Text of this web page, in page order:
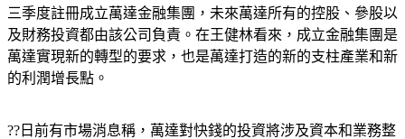
三季度註冊成立萬達金融集團，未來萬達所有的控股、參股以
及財務投資都由該公司負責。在王健林看來，成立金融集團是
萬達實現新的轉型的要求，也是萬達打造的新的支柱產業和新
的利潤增長點。
??日前有市場消息稱，萬達對快錢的投資將涉及資本和業務整